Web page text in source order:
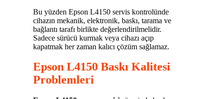
Bu yüzden Epson L4150 servis kontrolünde
cihazın mekanik, elektronik, baskı, tarama ve
bağlantı tarafı birlikte değerlendirilmelidir.
Sadece sürücü kurmak veya cihazı açıp
kapatmak her zaman kalıcı çözüm sağlamaz.
Epson L4150 Baskı Kalitesi
Problemleri